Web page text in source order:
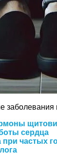
сердца
при частых